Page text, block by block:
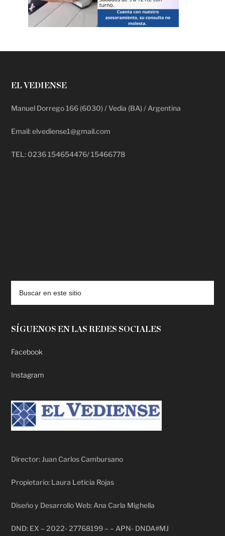
EL VEDIENSE
Manuel Dorrego 166 (6030) / Vedia (BA) / Argentina
Email: elvediense1@gmail.com
TEL: 0236 154654476/ 15466778
SÍGUENOS EN LAS REDES SOCIALES
Facebook
Instagram
Director: Juan Carlos Cambursano
Propietario: Laura Leticia Rojas
Diseño y Desarrollo Web: Ana Carla Mighella
DND: EX – 2022- 27768199 – – APN- DNDA#MJ